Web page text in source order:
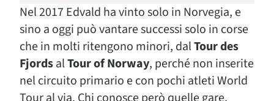
Nel 2017 Edvald ha vinto solo in Norvegia, e
sino a oggi può vantare successi solo in corse
che in molti ritengono minori, dalTour des
FjordsalTour of Norway, perché non inserite
nel circuito primario e con pochi atleti World